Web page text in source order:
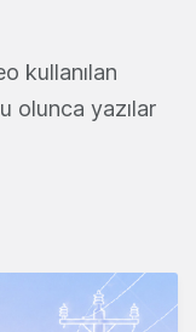
kullanılan
olunca yazılar